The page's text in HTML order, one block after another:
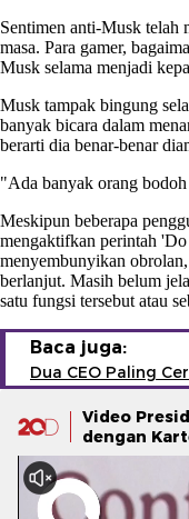
Sentimen anti-Musk telah
masa. Para gamer,
Musk selama menjadi
Musk tampak bingung
banyak bicara dalam
berarti dia benar-benar
"Ada banyak orang
Meskipun beberapa
mengaktifkan perintah
menyembunyikan
berlanjut. Masih belum
satu fungsi tersebut atau
Baca juga:
Dua CEO Paling
Video
dengan